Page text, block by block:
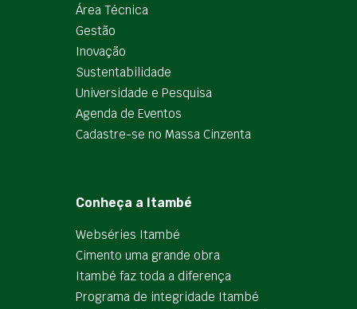
Área Técnica
Gestão
Inovação
Sustentabilidade
Universidade e Pesquisa
Agenda de Eventos
Cadastre-se no Massa Cinzenta
Conheça a Itambé
Webséries Itambé
Cimento uma grande obra
Itambé faz toda a diferença
Programa de integridade Itambé